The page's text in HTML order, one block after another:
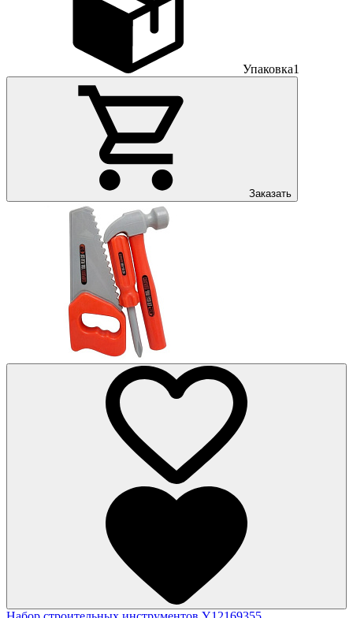
Упаковка1
Заказать